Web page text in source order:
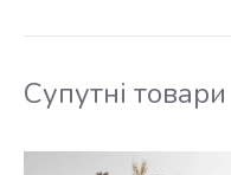
Супутні товари